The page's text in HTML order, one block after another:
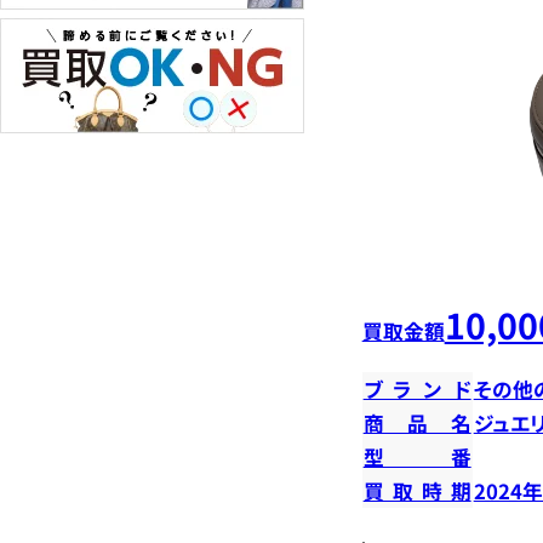
買取金額
ブランドその他
商品名 ジュエ
型番
買取時期2024